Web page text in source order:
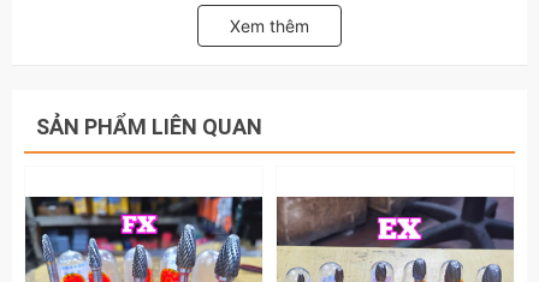
Mũi doa thép hợp kim Jinyingpai GX 14mm,
Với đuôi trụ đường kính 6mm nên mũi mài mũi
doa hợp kim thép GX 6mm 8mm 10mm 14mm
khoan, máy doa để kẹp vào đuôi của mũi mài
mũi doa.
Xem thêm
SẢN PHẨM LIÊN QUAN